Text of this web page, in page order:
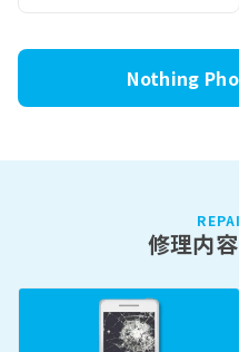
Nothing
修理内